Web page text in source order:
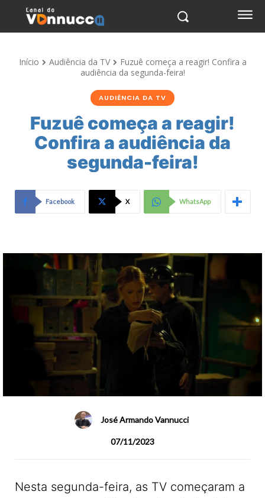
Início Audiência da TV
Fuzuê começa a reagir! Confira a
audiência da segunda-feira!
AUDIÊNCIA DA TV
Fuzuê começa a reagir!
Confira a audiência da
segunda-feira!
Facebook X WhatsApp
José Armando Vannucci
07/11/2023
Nesta segunda-feira, as TV começaram a